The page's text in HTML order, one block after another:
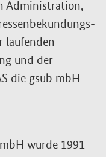
Administration,
laufenden
und der
die gsub mbH
wurde 1991